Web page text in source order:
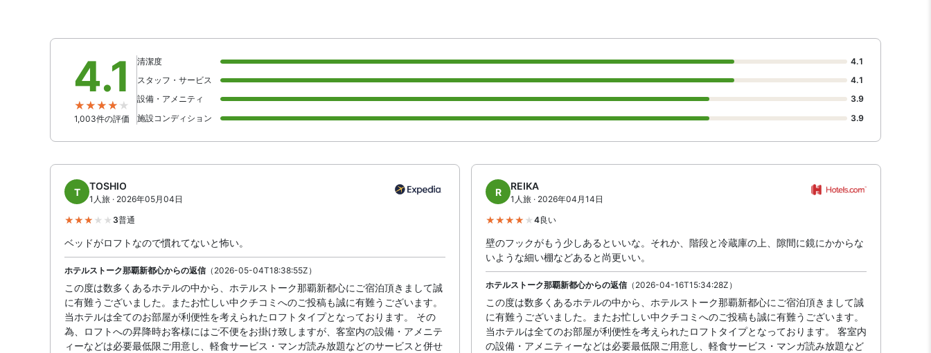
4.1
1,003件の評価
清潔度
4.1
スタッフ・サービス
4.1
設備・アメニティ
3.9
施設コンディション
3.9
T
TOSHIO
1人旅 · 2026年05月04日
3普通
ベッドがロフトなので慣れてないと怖い。
ホテルストーク那覇新都心からの返信（2026-05-04T18:38:55Z）
この度は数多くあるホテルの中から、ホテルストーク那覇新都心にご宿泊頂きまして誠
に有難うございました。またお忙しい中クチコミへのご投稿も誠に有難うございます。
当ホテルは全てのお部屋が利便性を考えられたロフトタイプとなっております。 その
為、ロフトへの昇降時お客様にはご不便をお掛け致しますが、客室内の設備・アメニテ
ィーなどは必要最低限ご用意し、軽食サービス・マンガ読み放題などのサービスと併せ
R
REIKA
1人旅 · 2026年04月14日
4良い
壁のフックがもう少しあるといいな。それか、階段と冷蔵庫の上、隙間に鏡にかからな
いような細い棚などあると尚更いい。
ホテルストーク那覇新都心からの返信（2026-04-16T15:34:28Z）
この度は数多くあるホテルの中から、ホテルストーク那覇新都心にご宿泊頂きまして誠
に有難うございました。またお忙しい中クチコミへのご投稿も誠に有難うございます。
当ホテルは全てのお部屋が利便性を考えられたロフトタイプとなっております。 客室内
の設備・アメニティーなどは必要最低限ご用意し、軽食サービス・マンガ読み放題など